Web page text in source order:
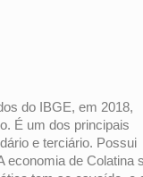
do IBGE, em 2018,
É um dos principais
e terciário. Possui
economia de Colatina